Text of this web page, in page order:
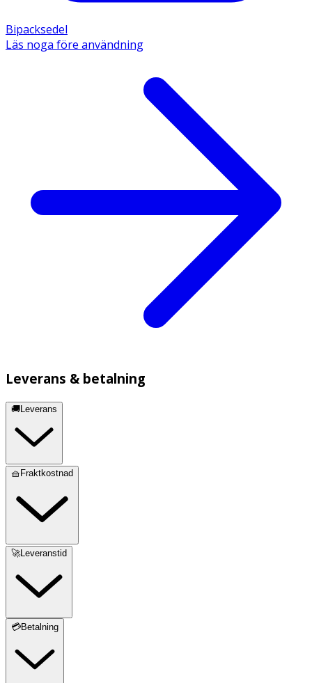
Bipacksedel
Läs noga före användning
Leverans & betalning
🚚Leverans
🧺Fraktkostnad
🚀Leveranstid
💳Betalning